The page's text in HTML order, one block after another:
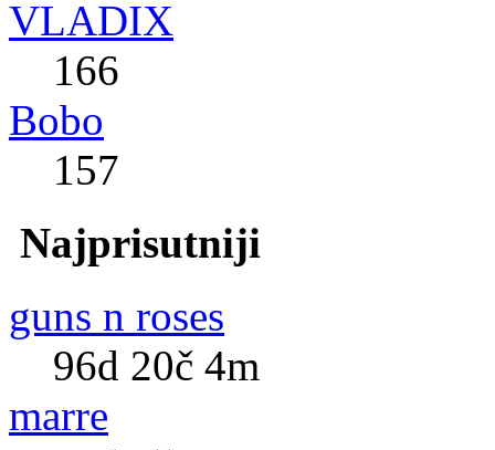
VLADIX
166
Bobo
157
Najprisutniji
guns n roses
96d 20č 4m
marre